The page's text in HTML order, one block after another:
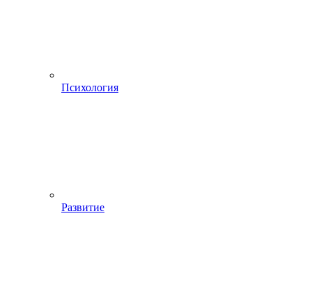
Психология
Развитие